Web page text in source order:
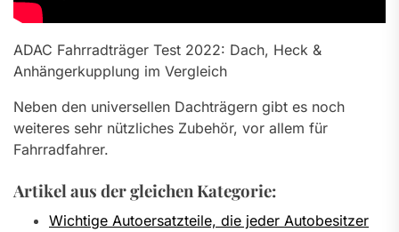
ADAC Fahrradträger Test 2022: Dach, Heck &
Anhängerkupplung im Vergleich
Neben den universellen Dachträgern gibt es noch
weiteres sehr nützliches Zubehör, vor allem für
Fahrradfahrer.
Artikel aus der gleichen Kategorie:
Wichtige Autoersatzteile, die jeder Autobesitzer